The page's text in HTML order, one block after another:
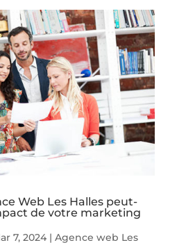
Web Les Halles peut-
de votre marketing
7, 2024| Agence web Les